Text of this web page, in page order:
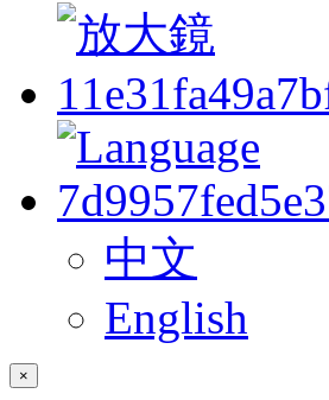
中文
English
×